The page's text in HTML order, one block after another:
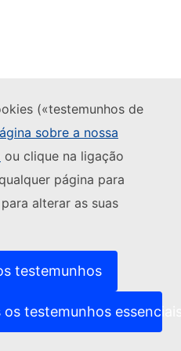
(«testemunhos de
sobre a nossa
ou clique na ligação
página para
alterar as suas
testemunhos
os testemunhos